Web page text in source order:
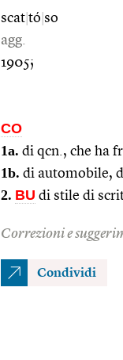
scat tó so
agg.
1905;
CO
1a. di qcn., che ha
1b. di automobile,
2. BU di stile di
Correzioni e
Condividi